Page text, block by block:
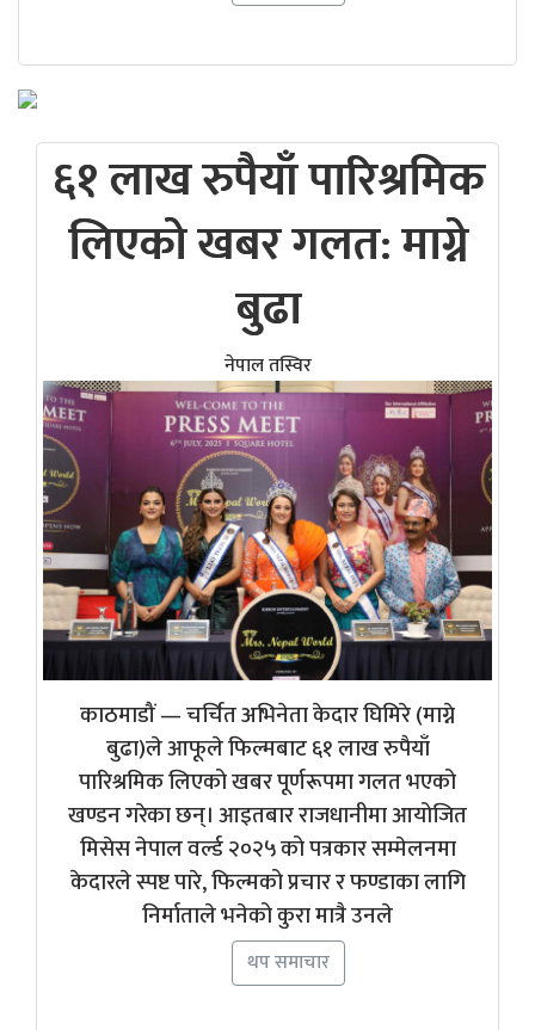
६१ लाख रुपैयाँ पारिश्रमिक
लिएको खबर गलत: माग्ने
बुढा
नेपाल तस्विर
काठमाडौं — चर्चित अभिनेता केदार घिमिरे (माग्ने
बुढा)ले आफूले फिल्मबाट ६१ लाख रुपैयाँ
पारिश्रमिक लिएको खबर पूर्णरूपमा गलत भएको
खण्डन गरेका छन्। आइतबार राजधानीमा आयोजित
मिसेस नेपाल वर्ल्ड २०२५ को पत्रकार सम्मेलनमा
केदारले स्पष्ट पारे, फिल्मको प्रचार र फण्डाका लागि
निर्माताले भनेको कुरा मात्रै उनले
थप समाचार